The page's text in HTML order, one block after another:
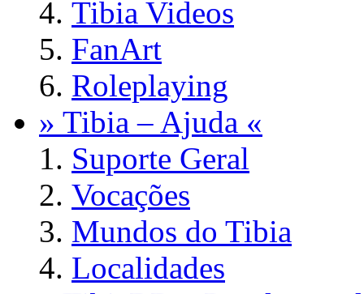
Tibia Videos
FanArt
Roleplaying
» Tibia – Ajuda «
Suporte Geral
Vocações
Mundos do Tibia
Localidades